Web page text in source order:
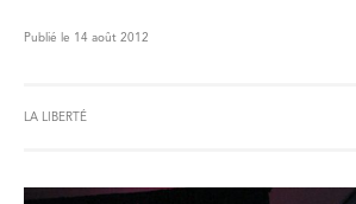
Publié le 14 août 2012
LA LIBERTÉ